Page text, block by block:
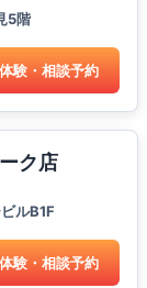
5階
体験・相談予約
ク店
ルB1F
体験・相談予約